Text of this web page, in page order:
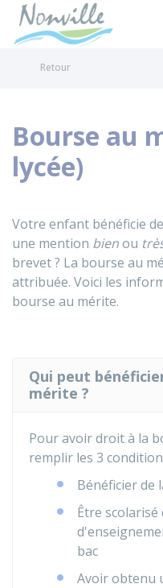
Retour
Bourse au
lycée)
Votre enfant bénéficie
une mention bienou
brevet ? La bourse au
attribuée. Voici les
bourse au mérite.
Qui peut
mérite ?
Pour avoir droit à la
remplir les 3
Bénéficier de
Être scolarisé
bac
Avoir obtenu